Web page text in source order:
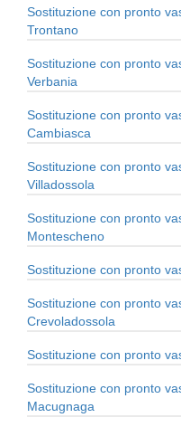
Sostituzione con pronto
Trontano
Sostituzione con pronto
Verbania
Sostituzione con pronto
Cambiasca
Sostituzione con pronto
Villadossola
Sostituzione con pronto
Montescheno
Sostituzione con pronto
Sostituzione con pronto
Crevoladossola
Sostituzione con pronto
Sostituzione con pronto
Macugnaga